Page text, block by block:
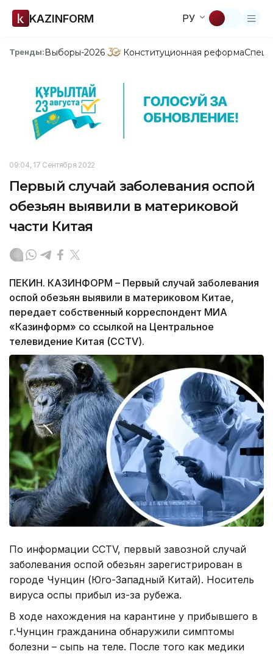
KAZINFORM РУ
Тренды:Выборы-2026 Конституционная реформа
09:04, 17 Сентября 2022
Первый случай заболевания оспой
обезьян выявили в материковой
части Китая
ПЕКИН. КАЗИНФОРМ – Первый случай заболевания
оспой обезьян выявили в материковом Китае,
передает собственный корреспондент МИА
«Казинформ» со ссылкой на Центральное
телевидение Китая (CCTV).
По информации CCTV, первый завозной случай
заболевания оспой обезьян зарегистрирован в
городе Чунцин (Юго-Западный Китай). Носитель
вируса оспы прибыл из-за рубежа.
В ходе нахождения на карантине у прибывшего в
г.Чунцин гражданина обнаружили симптомы
болезни – сыпь на теле. После того как медики